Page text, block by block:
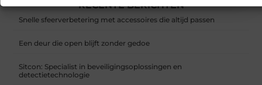
RECENTE BERICHTEN
Snelle sfeerverbetering met accessoires die altijd passen
Een deur die open blijft zonder gedoe
Sitcon: Specialist in beveiligingsoplossingen en
detectietechnologie